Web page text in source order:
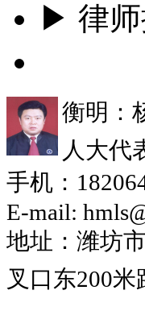
▶ 律
衡明：
人大代
手机：
E-mail:
地址：潍坊
叉口东200